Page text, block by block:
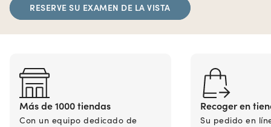
RESERVE SU EXAMEN DE LA VISTA
Más de 1000 tiendas
Con un equipo dedicado de
Recoger en
Su pedido en